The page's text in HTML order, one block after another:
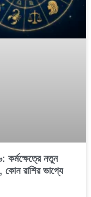
নতুন
কোন রাশির ভাগ্যে